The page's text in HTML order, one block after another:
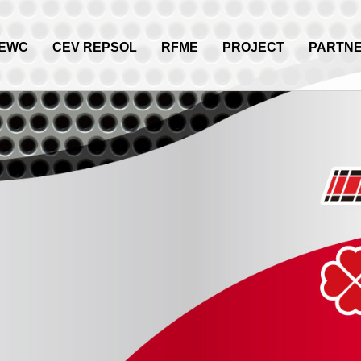
CEV REPSOL RFME PROJECT